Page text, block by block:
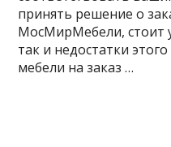
принять решение о
МосМирМебели, стоит
так и недостатки
мебели на заказ …